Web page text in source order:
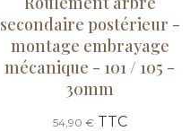
secondaire postérieur -
montage embrayage
mécanique - 101 / 105 -
30mm
54,90 €TTC